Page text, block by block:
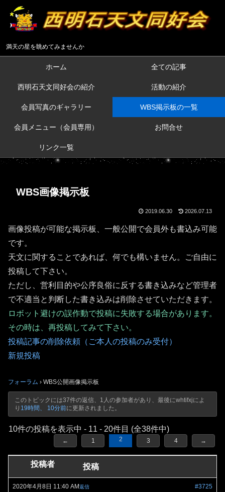
満天の星を眺めてみませんか
ホーム 全ての記事
西明石天文同好会の紹介 活動の紹介
会員写真のギャラリー WBS掲示板の一覧
会員メニュー（会員専用） お問合せ
リンク一覧
WBS画像掲示板
2019.06.30 2026.07.13
画像投稿が可能な掲示板、一般公開で会員外も書込み可能
です。
天文に関することであれば、何でも構いません。ご自由に
投稿して下さい。
ただし、営利目的や公序良俗に反する書き込みなど管理者
で不適当と判断した書き込みは削除させていただきます。
ロボット避けの誤作動で投稿に失敗する場合があります。
その時は、再投稿してみて下さい。
投稿記事の削除依頼（ご本人の投稿のみ受付）
新規投稿
フォーラム › WBS公開画像掲示板
このトピックには37件の返信、1人の参加者があり、最後にwhtifxjによ
り 19時間、 10分前に更新されました。
10件の投稿を表示中 - 11 - 20件目 (全38件中)
← 1 2 3 4 →
投稿者 投稿
2020年4月8日 11:40 AM #3725
返信